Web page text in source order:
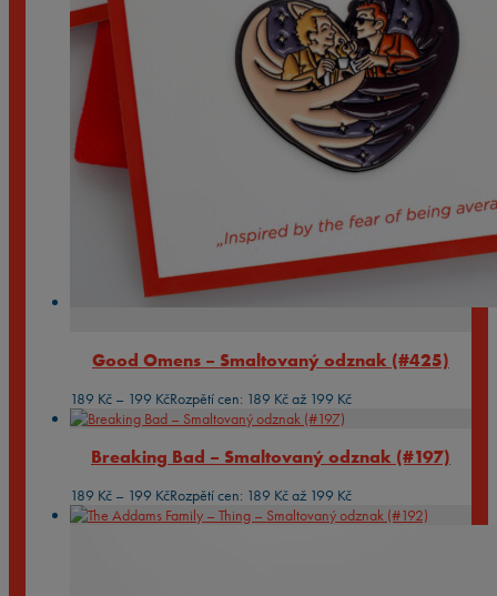
Good Omens – Smaltovaný odznak (#425)
189 Kč – 199 KčRozpětí cen: 189 Kč až 199 Kč
Breaking Bad – Smaltovaný odznak (#197)
189 Kč – 199 KčRozpětí cen: 189 Kč až 199 Kč